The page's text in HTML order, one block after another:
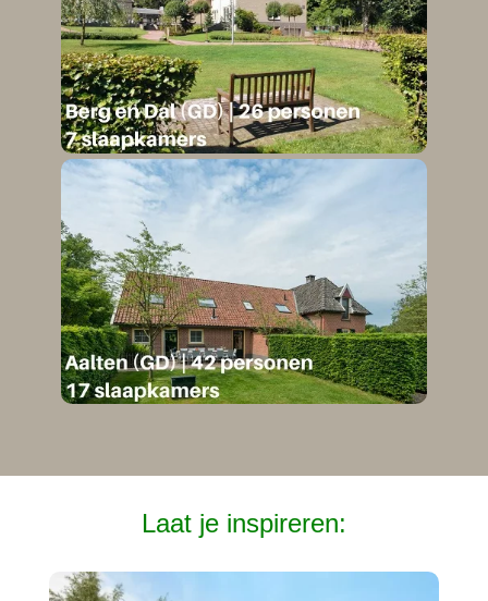
Laat je inspireren: